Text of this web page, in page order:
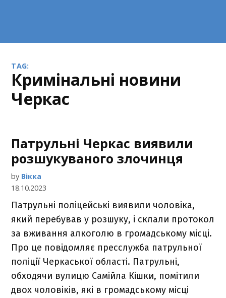
TAG:
Кримінальні новини
Черкас
Патрульні Черкас виявили
розшукуваного злочинця
by Вікка
18.10.2023
Патрульні поліцейські виявили чоловіка,
який перебував у розшуку, і склали протокол
за вживання алкоголю в громадському місці.
Про це повідомляє пресслужба патрульної
поліції Черкаської області. Патрульні,
обходячи вулицю Самійла Кішки, помітили
двох чоловіків, які в громадському місці